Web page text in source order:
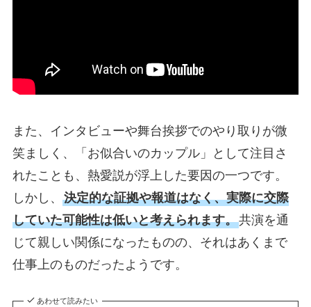
また、インタビューや舞台挨拶でのやり取りが微
笑ましく、「お似合いのカップル」として注目さ
れたことも、熱愛説が浮上した要因の一つです。
しかし、 決定的な証拠や報道はなく、実際に交際
していた可能性は低いと考えられます。共演を通
じて親しい関係になったものの、それはあくまで
仕事上のものだったようです。
あわせて読みたい